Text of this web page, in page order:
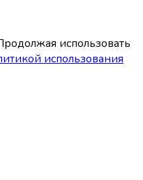
использовать
использования